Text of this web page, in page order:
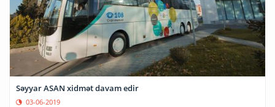
Səyyar ASAN xidmət davam edir
03-06-2019